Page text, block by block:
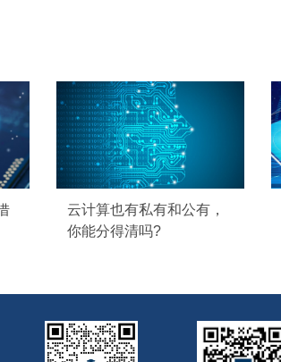
云计算也有私有和公有，
你能分得清吗?